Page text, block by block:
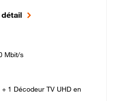
détail
Mbit/s
1 Décodeur TV UHD en